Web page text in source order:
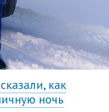
как
ночь